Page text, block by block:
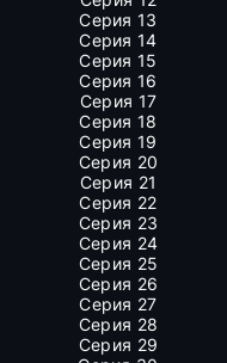
Серия 13
Серия 14
Серия 15
Серия 16
Серия 17
Серия 18
Серия 19
Серия 20
Серия 21
Серия 22
Серия 23
Серия 24
Серия 25
Серия 26
Серия 27
Серия 28
Серия 29